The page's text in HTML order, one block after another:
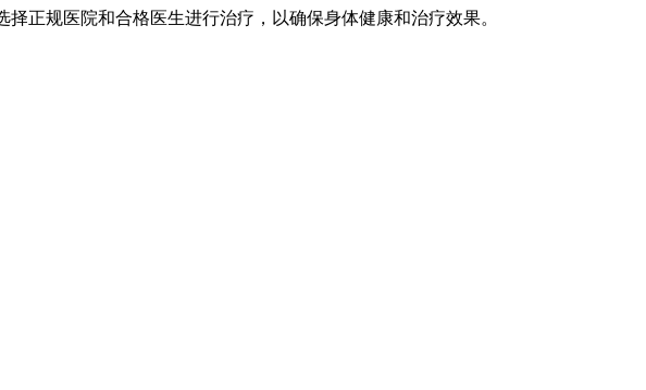
正规医院和合格医生进行治疗，以确保身体健康和治疗效果。